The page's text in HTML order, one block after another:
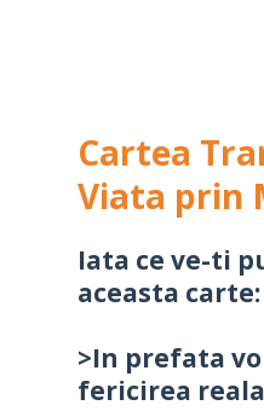
Iata ce ve-ti
aceasta carte:
>In prefata
fericirea
Cartea
Viata prin